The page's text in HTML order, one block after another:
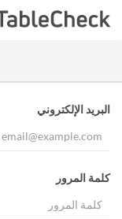
البريد الإلكتروني
كلمة المرور